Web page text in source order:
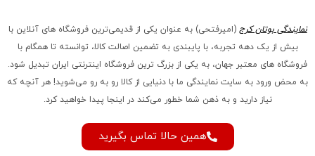
نمایندگی بوتان کرج (امیرفتحی) به عنوان یکی از قدیمی‌ترین فروشگاه های آنلاین با
بیش از یک دهه تجربه، با پایبندی به تضمین اصالت کالا، توانسته تا همگام با
فروشگاه‌ های معتبر جهان، به یکی از بزرگ‌ ترین فروشگاه اینترنتی ایران تبدیل شود.
به محض ورود به سایت نمایندگی ما با دنیایی از کالا رو به رو می‌شوید! هر آنچه که
نیاز دارید و به ذهن شما خطور می‌کند در اینجا پیدا خواهید کرد.
همین حالا تماس بگیرید